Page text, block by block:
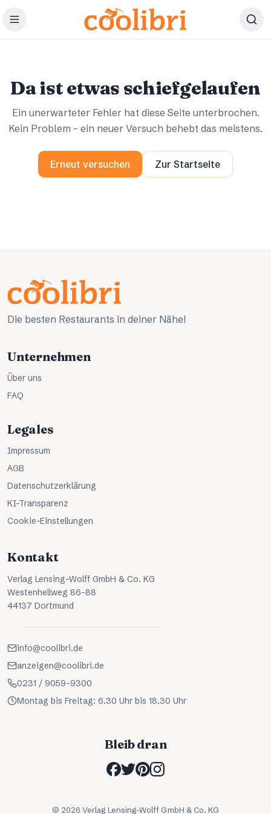
Zum Hauptinhalt springen
Da ist etwas schiefgelaufen
Ein unerwarteter Fehler hat diese Seite unterbrochen.
Kein Problem – ein neuer Versuch behebt das meistens.
Erneut versuchen Zur Startseite
Die besten Restaurants in deiner Nähe!
Unternehmen
Über uns
FAQ
Legales
Impressum
AGB
Datenschutzerklärung
KI-Transparenz
Cookie-Einstellungen
Kontakt
Verlag Lensing-Wolff GmbH & Co. KG
Westenhellweg 86-88
44137 Dortmund
info@coolibri.de
anzeigen@coolibri.de
0231 / 9059-9300
Montag bis Freitag: 6.30 Uhr bis 18.30 Uhr
Bleib dran
© 2026 Verlag Lensing-Wolff GmbH & Co. KG